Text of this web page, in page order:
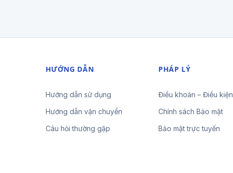
HƯỚNG DẪN
Hướng dẫn sử dụng
Hướng dẫn vận chuyển
Câu hỏi thường gặp
PHÁP LÝ
Điều khoản – Điều kiện
Chính sách Bảo mật
Bảo mật trực tuyến